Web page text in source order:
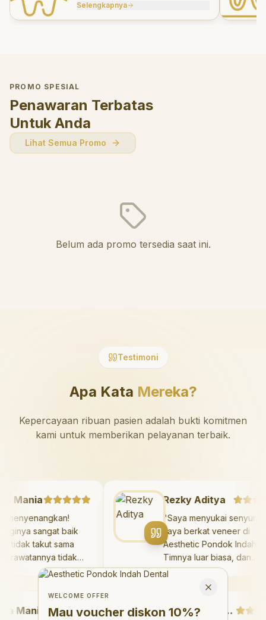
effectively.
Selengkapnya
PROMO SPESIAL
Penawaran Terbatas
Untuk Anda
Lihat Semua Promo
Belum ada promo tersedia saat ini.
Testimoni
Apa Kata Mereka?
Kepercayaan ribuan pasien adalah bukti komitmen
kami untuk memberikan pelayanan terbaik.
Mania
menyenangkan!
giginya sangat baik
saya tidak takut sama
Perawatannya tidak
dan saya bisa bermain
suka pergi ke dokter
Rezky Aditya
"Saya menyukai
saya berkat veneer di
Aesthetic Pondok
Timnya luar biasa, dan
hasilnya melebihi
saya. Saya tersenyum
hari. "
Mania
Welcome Offer
Mau voucher diskon <strong>10%</strong>?
WELCOME OFFER
Mau voucher diskon 10%?
Close